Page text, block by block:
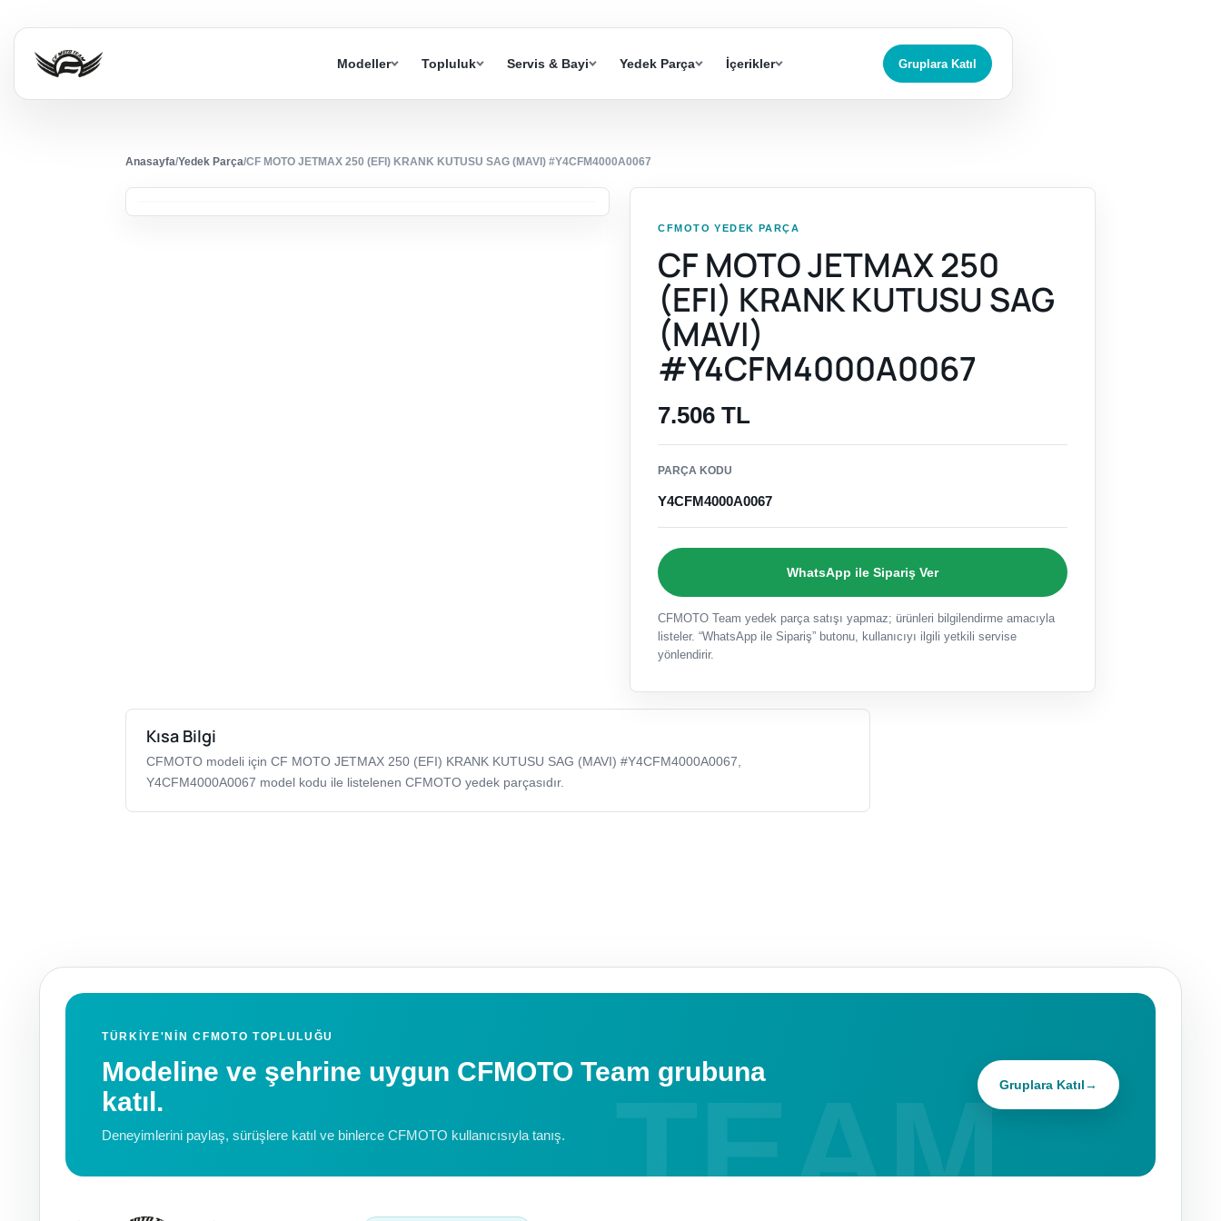
Modeller Topluluk Servis & Bayi Yedek Parça İçerikler Gruplara Katıl
Anasayfa/Yedek Parça/CF MOTO JETMAX 250 (EFI) KRANK KUTUSU SAG (MAVI) #Y4CFM4000A0067
CFMOTO YEDEK PARÇA
CF MOTO JETMAX 250
(EFI) KRANK KUTUSU SAG
(MAVI)
#Y4CFM4000A0067
7.506 TL
PARÇA KODU
Y4CFM4000A0067
WhatsApp ile Sipariş Ver
CFMOTO Team yedek parça satışı yapmaz; ürünleri bilgilendirme amacıyla
listeler. “WhatsApp ile Sipariş” butonu, kullanıcıyı ilgili yetkili servise
yönlendirir.
Kısa Bilgi
CFMOTO modeli için CF MOTO JETMAX 250 (EFI) KRANK KUTUSU SAG (MAVI) #Y4CFM4000A0067,
Y4CFM4000A0067 model kodu ile listelenen CFMOTO yedek parçasıdır.
TÜRKIYE'NIN CFMOTO TOPLULUĞU
Modeline ve şehrine uygun CFMOTO Team grubuna
katıl.
Deneyimlerini paylaş, sürüşlere katıl ve binlerce CFMOTO kullanıcısıyla tanış.
Gruplara Katıl→